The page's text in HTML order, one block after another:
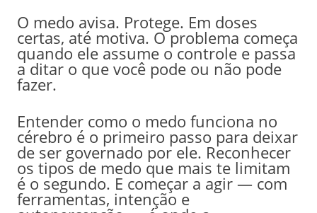
O medo avisa. Protege. Em doses
certas, até motiva. O problema começa
quando ele assume o controle e passa
a ditar o que você pode ou não pode
fazer.
Entender como o medo funciona no
cérebro é o primeiro passo para deixar
de ser governado por ele. Reconhecer
os tipos de medo que mais te limitam
é o segundo. E começar a agir — com
ferramentas, intenção e